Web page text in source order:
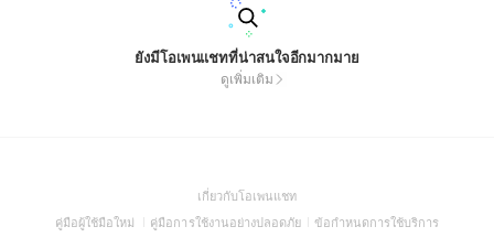
ยังมีโอเพนแชทที่น่าสนใจอีกมากมาย
ดูเพิ่มเติม
เกี่ยวกับโอเพนแชท(Open
in
คู่มือผู้ใช้มือใหม่
(Open
คู่มือการใช้งานอย่างปลอดภัย(Open
ข้อกำหนดการใช้บริการ(Open